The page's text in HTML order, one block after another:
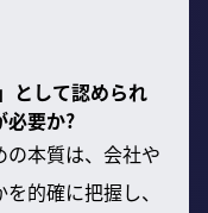
として認められ
必要か?
本質は、会社や
的確に把握し、